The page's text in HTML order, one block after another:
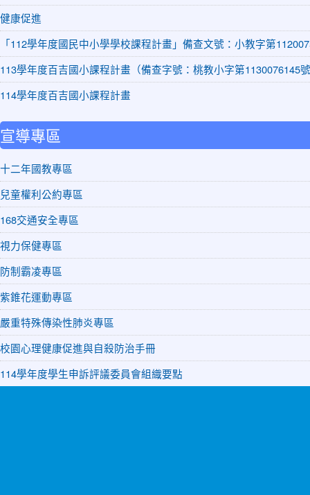
健康促進
「112學年度國民中小學學校課程計畫」備查文號：小教字第
113學年度百吉國小課程計畫（備查字號：桃教小字第1130076145
114學年度百吉國小課程計畫
宣導專區
十二年國教專區
兒童權利公約專區
168交通安全專區
視力保健專區
防制霸凌專區
紫錐花運動專區
嚴重特殊傳染性肺炎專區
校園心理健康促進與自殺防治手冊
114學年度學生申訴評議委員會組織要點